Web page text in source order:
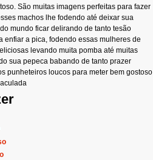
São muitas imagens perfeitas para fazer
machos lhe fodendo até deixar sua
mundo ficar delirando de tanto tesão
enfiar a pica, fodendo essas mulheres de
levando muita pomba até muitas
sua pepeca babando de tanto prazer
punheteiros loucos para meter bem gostoso